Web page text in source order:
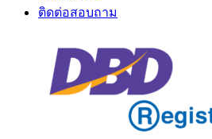
ติดต่อสอบถาม